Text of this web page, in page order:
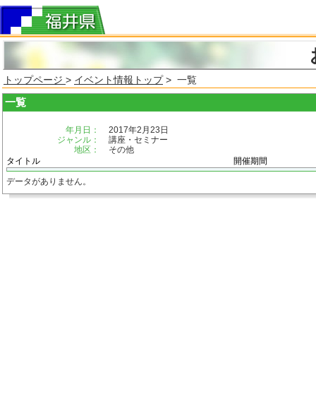
トップページ > イベント情報トップ> 一覧
一覧
年月日：
2017年2月23日
ジャンル：
講座・セミナー
地区：
その他
タイトル
開催期間
データがありません。